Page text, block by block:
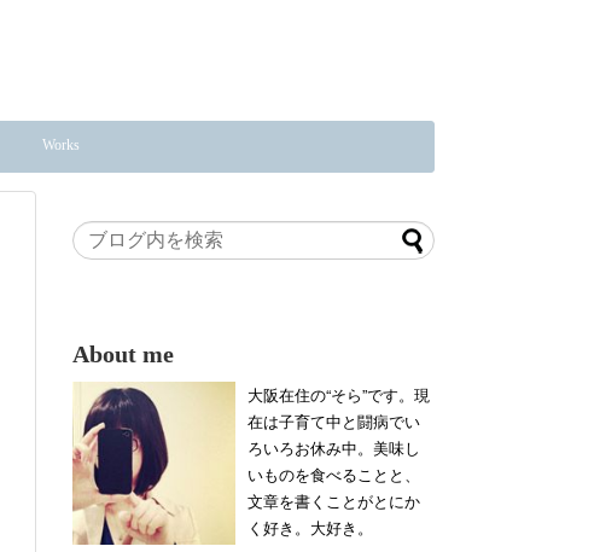
Works
About me
大阪在住の“そら”です。現
在は子育て中と闘病でい
ろいろお休み中。美味し
いものを食べることと、
文章を書くことがとにか
く好き。大好き。